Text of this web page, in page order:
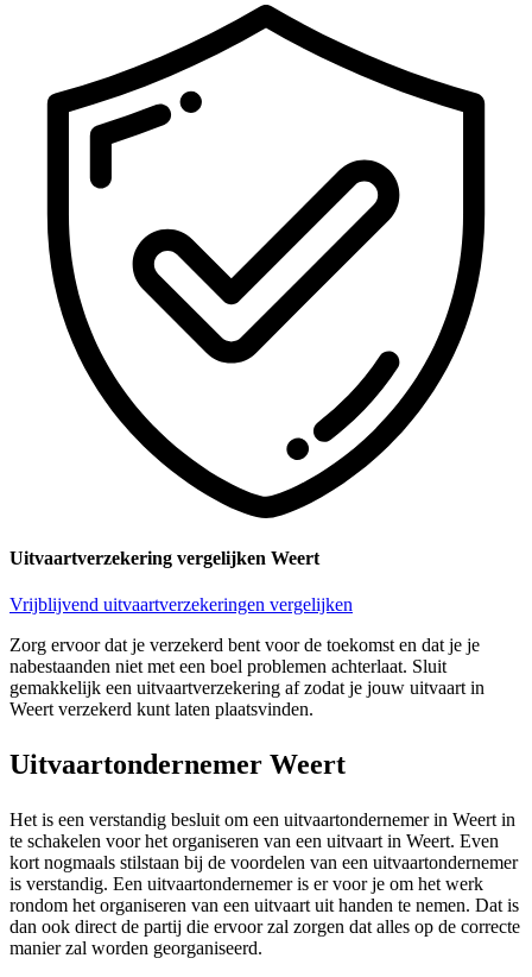
Uitvaartverzekering vergelijken Weert
Vrijblijvend uitvaartverzekeringen vergelijken
Zorg ervoor dat je verzekerd bent voor de toekomst en dat je je
nabestaanden niet met een boel problemen achterlaat. Sluit
gemakkelijk een uitvaartverzekering af zodat je jouw uitvaart in
Weert verzekerd kunt laten plaatsvinden.
Uitvaartondernemer Weert
Het is een verstandig besluit om een uitvaartondernemer in Weert in
te schakelen voor het organiseren van een uitvaart in Weert. Even
kort nogmaals stilstaan bij de voordelen van een uitvaartondernemer
is verstandig. Een uitvaartondernemer is er voor je om het werk
rondom het organiseren van een uitvaart uit handen te nemen. Dat is
dan ook direct de partij die ervoor zal zorgen dat alles op de correcte
manier zal worden georganiseerd.